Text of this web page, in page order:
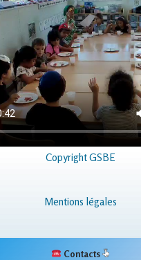
Copyright GSBE
Mentions légales
Contacts